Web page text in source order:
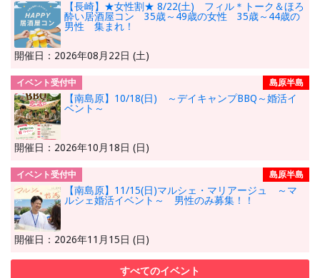
【長崎】★女性割★ 8/22(土) フィル＊トーク＆ほろ
酔い居酒屋コン 35歳～49歳の女性 35歳～44歳の
男性 集まれ！
開催日：2026年08月22日 (土)
イベント受付中 島原半島
【南島原】10/18(日) ～デイキャンプBBQ～婚活イ
ベント～
開催日：2026年10月18日 (日)
イベント受付中 島原半島
【南島原】11/15(日)マルシェ・マリアージュ ～マ
ルシェ婚活イベント～ 男性のみ募集！！
開催日：2026年11月15日 (日)
すべてのイベント